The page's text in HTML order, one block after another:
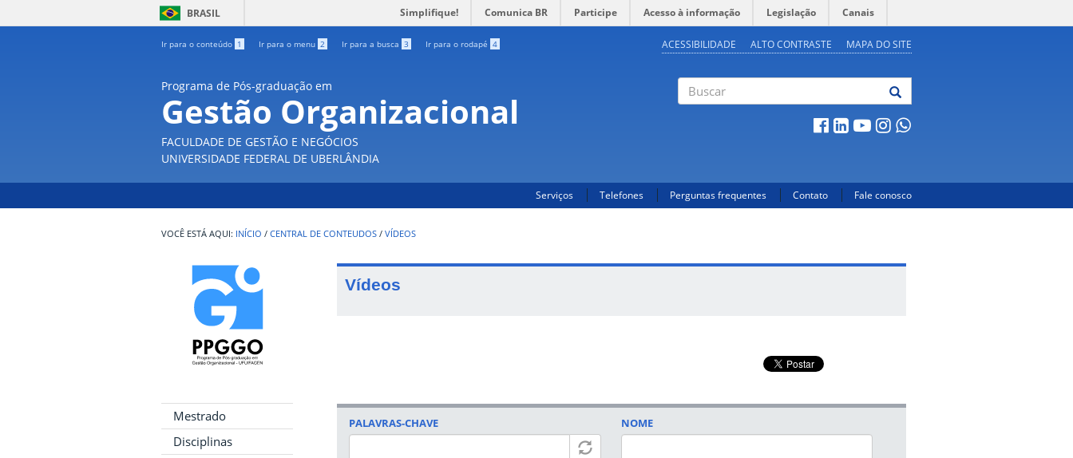
BRASIL Simplifique! Comunica BR Participe Acesso à informação Legislação Canais
Ir para o conteúdo 1 Ir para o menu 2 Ir para a busca 3 Ir para o rodapé 4 ACESSIBILIDADE ALTO CONTRASTE MAPA DO SITE
Programa de Pós-graduação em
Gestão Organizacional
FACULDADE DE GESTÃO E NEGÓCIOS
UNIVERSIDADE FEDERAL DE UBERLÂNDIA
Serviços Telefones Perguntas frequentes Contato Fale conosco
INÍCIO / CENTRAL DE CONTEUDOS / VÍDEOS
Mestrado
Disciplinas
Vídeos
PALAVRAS-CHAVE NOME